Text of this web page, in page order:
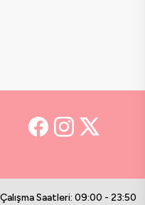
Çalışma Saatleri: 09:00 - 23:50